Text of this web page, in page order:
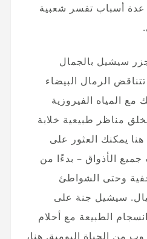
عدة أسباب تفسر شعبية
سيشيل بالجمال
الرمال البيضاء
المياه الفيروزية
مناظر طبيعية خلابة
يمكنك العثور على
الأذواق – بدءًا من
وحتى الشواطئ
سيشيل جنة على
الطبيعة مع أحلام
من الحياة اليومية. هنا،